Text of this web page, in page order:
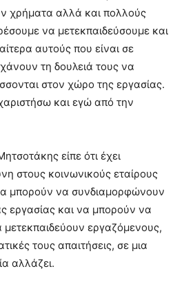
χρήματα αλλά και πολλούς
να μετεκπαιδεύσουμε και
αυτούς που είναι σε
τη δουλειά τους να
στον χώρο της εργασίας.
και εγώ από την
είπε ότι έχει
στους κοινωνικούς εταίρους
να μπορούν να συνδιαμορφώνουν
εργασίας και να μπορούν να
εργαζόμενους,
τους απαιτήσεις, σε μια
αλλάζει.